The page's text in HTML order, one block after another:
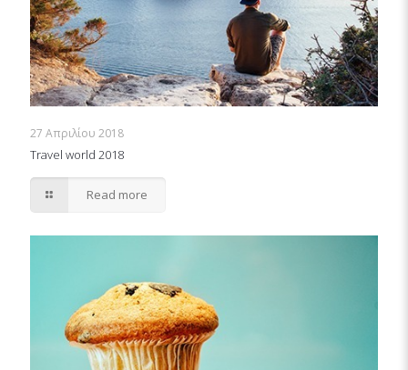
27 Απριλίου 2018
Travel world 2018
Read more